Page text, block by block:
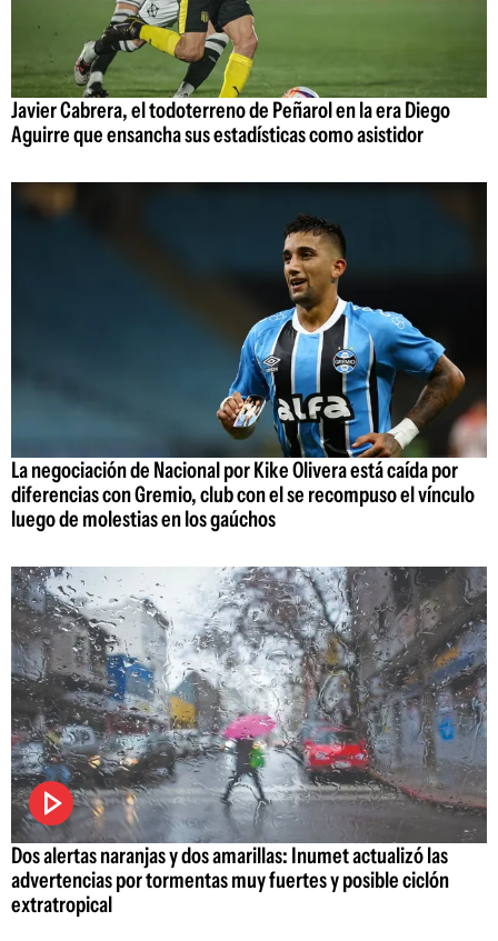
Javier Cabrera, el todoterreno de Peñarol en la era Diego
Aguirre que ensancha sus estadísticas como asistidor
La negociación de Nacional por Kike Olivera está caída por
diferencias con Gremio, club con el se recompuso el vínculo
luego de molestias en los gaúchos
Dos alertas naranjas y dos amarillas: Inumet actualizó las
advertencias por tormentas muy fuertes y posible ciclón
extratropical